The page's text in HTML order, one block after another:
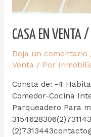
CASA EN
Deja un comentario
Venta / Por
Consta de: -4
Comedor-Cocina
Parqueadero Para